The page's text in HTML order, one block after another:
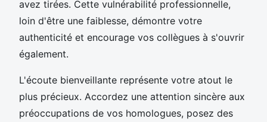
avez tirées. Cette vulnérabilité professionnelle,
loin d'être une faiblesse, démontre votre
authenticité et encourage vos collègues à s'ouvrir
également.
L'écoute bienveillante représente votre atout le
plus précieux. Accordez une attention sincère aux
préoccupations de vos homologues, posez des